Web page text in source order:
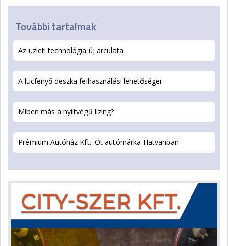
További tartalmak
Az üzleti technológia új arculata
A lucfenyő deszka felhasználási lehetőségei
Miben más a nyíltvégű lízing?
Prémium Autóház Kft.: Öt autómárka Hatvanban